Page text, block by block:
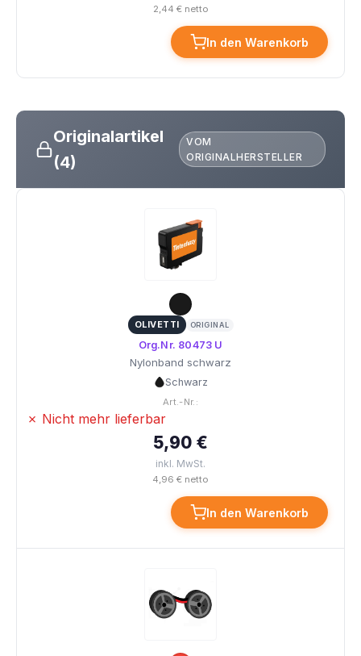
Originalartikel
(4)
VOM
ORIGINALHERSTELLER
OLIVETTI ORIGINAL
Org.Nr. 80473 U
Nylonband schwarz
Schwarz
Art.-Nr.:
✗ Nicht mehr lieferbar
5,90 €
inkl. MwSt.
4,96 € netto
In den Warenkorb
2,44 € netto
In den Warenkorb